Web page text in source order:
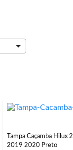
Tampa Caçamba
2019 2020 Preto